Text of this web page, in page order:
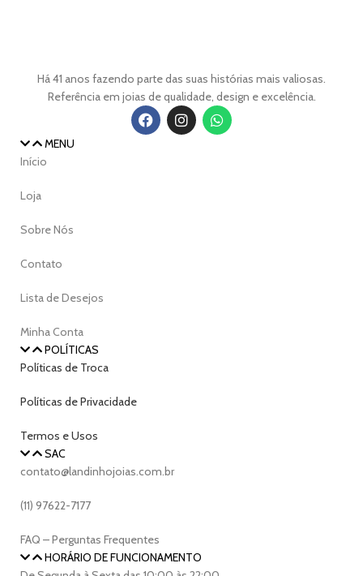
Há 41 anos fazendo parte das suas histórias mais valiosas.
Referência em joias de qualidade, design e excelência.
MENU
Início
Loja
Sobre Nós
Contato
Lista de Desejos
Minha Conta
POLÍTICAS
Políticas de Troca
Políticas de Privacidade
Termos e Usos
SAC
contato@landinhojoias.com.br
(11) 97622-7177
FAQ – Perguntas Frequentes
HORÁRIO DE FUNCIONAMENTO